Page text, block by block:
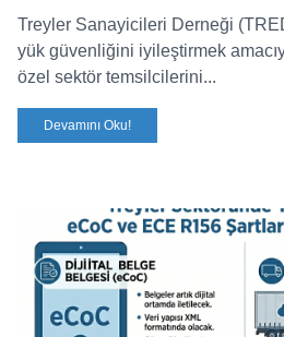
Treyler Sanayicileri Derneği
yük güvenliğini iyileştirmek
özel sektör temsilcilerini...
Devamını Oku!